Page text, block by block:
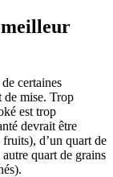
certaines
de mise. Trop
est trop
devrait être
d’un quart de
quart de grains